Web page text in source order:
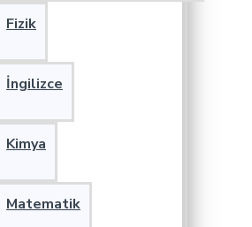
Fizik
İngilizce
Kimya
Matematik